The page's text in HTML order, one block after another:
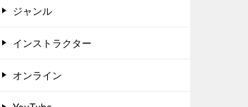
ジャンル
インストラクター
オンライン